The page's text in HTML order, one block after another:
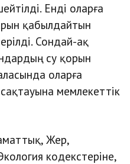
Енді оларға
қабылдайтын
Сондай-ақ
су қорын
оларға
мемлекеттік
Жер,
кодекстеріне,